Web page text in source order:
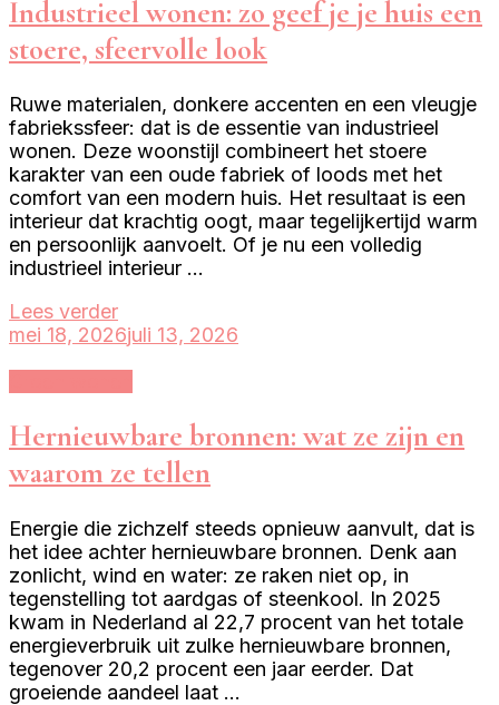
Industrieel wonen: zo geef je je huis een
stoere, sfeervolle look
Ruwe materialen, donkere accenten en een vleugje
fabriekssfeer: dat is de essentie van industrieel
wonen. Deze woonstijl combineert het stoere
karakter van een oude fabriek of loods met het
comfort van een modern huis. Het resultaat is een
interieur dat krachtig oogt, maar tegelijkertijd warm
en persoonlijk aanvoelt. Of je nu een volledig
industrieel interieur …
Lees verder
mei 18, 2026juli 13, 2026
Hernieuwbare bronnen: wat ze zijn en
waarom ze tellen
Energie die zichzelf steeds opnieuw aanvult, dat is
het idee achter hernieuwbare bronnen. Denk aan
zonlicht, wind en water: ze raken niet op, in
tegenstelling tot aardgas of steenkool. In 2025
kwam in Nederland al 22,7 procent van het totale
energieverbruik uit zulke hernieuwbare bronnen,
tegenover 20,2 procent een jaar eerder. Dat
groeiende aandeel laat …